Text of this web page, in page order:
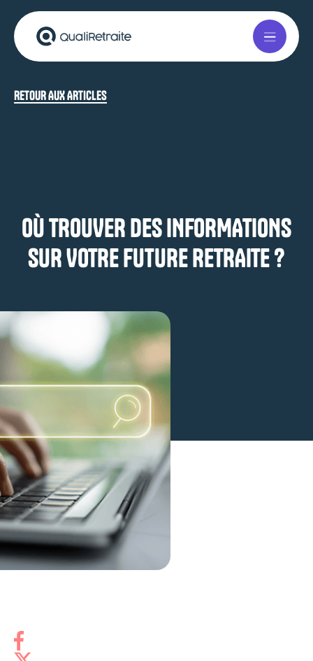
RETOUR AUX ARTICLES
OÙ TROUVER DES INFORMATIONS
SUR VOTRE FUTURE RETRAITE ?